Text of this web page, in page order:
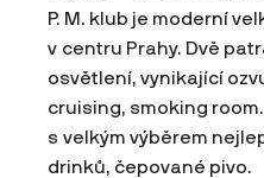
P. M. klub je moderní
v centru Prahy. Dvě
osvětlení, vynikající
cruising, smoking
s velkým výběrem
drinků, čepované pivo.